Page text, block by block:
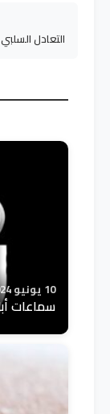
التعادل
10 يونيو 2024
سماعات